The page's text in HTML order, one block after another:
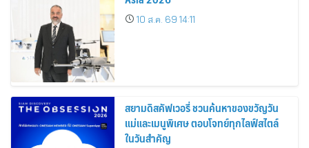
10 ส.ค. 69 14:11
สยามดิสคัฟเวอรี่ ชวนค้นหาของขวัญวัน
แม่และเมนูพิเศษ ตอบโจทย์ทุกไลฟ์สไตล์
ในวันสำคัญ